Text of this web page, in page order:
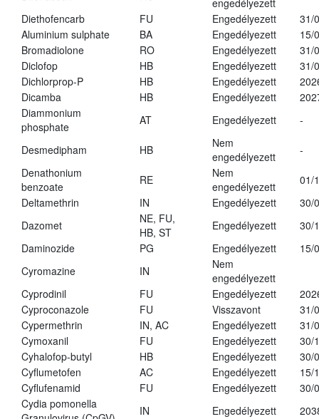
engedélyezett
Diethofencarb
FU Engedélyezett
31/
Aluminium sulphate
BA Engedélyezett
15/
Bromadiolone
RO Engedélyezett
31/
Diclofop
HB Engedélyezett
31/
Dichlorprop-P
HB Engedélyezett
Dicamba
HB Engedélyezett
Diammonium
phosphate
AT Engedélyezett -
Desmedipham HB
Nem
engedélyezett
-
Denathonium
benzoate
RE
Nem
engedélyezett
01/
Deltamethrin
IN Engedélyezett
30/
Dazomet
NE, FU,
HB, ST
Engedélyezett
30/
Daminozide
PG Engedélyezett
15/
Cyromazine
IN
Nem
engedélyezett
Cyprodinil
FU Engedélyezett
Cyproconazole
FU Visszavont
31/
Cypermethrin
IN, AC Engedélyezett
31/
Cymoxanil
FU Engedélyezett
30/
Cyhalofop-butyl
HB Engedélyezett
30/
Cyflumetofen
AC Engedélyezett
15/
Cyflufenamid
FU Engedélyezett
30/
Cydia pomonella
IN Engedélyezett